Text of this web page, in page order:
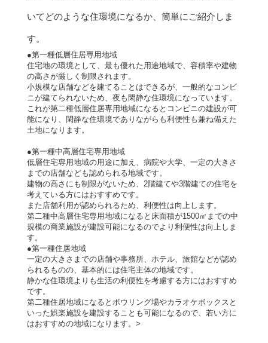
いてどのような住環境になるか、簡単にご紹介しま
す。
●第一種低層住居専用地域
住宅地の環境として、最も優れた用途地域で、容積率や建物
の高さが厳しく制限されます。
小規模な店舗などを建てることはできるが、一般的なコンビ
ニが建てられないため、夜も閑静な住環境になっています。
これが第二種低層住居専用地域になるとコンビニの建設が可
能になり、閑静な住環境でありながらも利便性も兼ね備えた
土地になります。
●第一種中高層住宅専用地域
低層住宅専用地域の用途に加え、病院や大学、一定の大きさ
までの店舗なども認められる地域です。
建物の高さにも制限がないため、2階建てや3階建ての住宅を
考えている方にはおすすめです。
また店舗利用が認められるため、利便性は向上します。
第二種中高層住宅専用地域になると床面積が1500㎡までの中
規模の商業施設が建設可能になるのでより利便性は向上しま
す。
●第一種住居地域
一定の大きさまでの店舗や事務所、ホテル、旅館などが認め
られるものの、基本的には住宅主体の地域です。
静かな住環境よりも生活の利便性を考慮する方にはおすすめ
です。
第二種住居地域になるとボウリング場やカラオケボックスと
いった娯楽施設を建設することも可能になるので、若い方に
はおすすめの地域になります。>